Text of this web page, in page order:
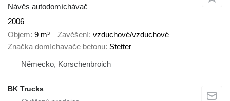
Návěs autodomíchávač
2006
Objem 9 m³ Zavěšení vzduchové/vzduchové
Značka domíchavače betonu Stetter
Německo, Korschenbroich
BK Trucks